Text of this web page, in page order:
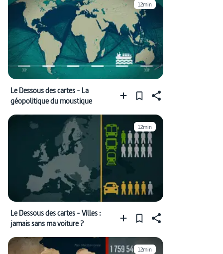
12min
Le Dessous des cartes - La
géopolitique du moustique
12min
Le Dessous des cartes - Villes :
jamais sans ma voiture ?
12min